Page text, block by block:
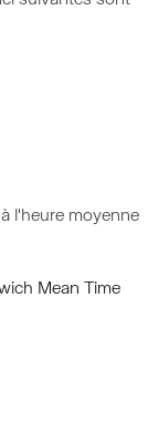
l'heure moyenne
Mean Time